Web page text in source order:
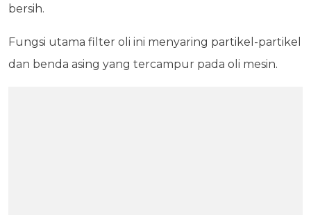
bersih.
Fungsi utama filter oli ini menyaring partikel-partikel
dan benda asing yang tercampur pada oli mesin.